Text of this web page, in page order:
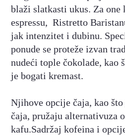
blaži slatkasti ukus. Za
espressu, Ristretto
jak intenzitet i dubinu.
ponude se proteže izvan
nudeći tople čokolade, kao
je bogati kremast.
Njihove opcije čaja, kao
čaja, pružaju alternativuza
kafu.Sadržaj kofeina i